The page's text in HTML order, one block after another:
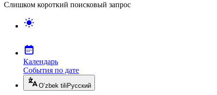
Слишком короткий поисковый запрос
Календарь
События по дате
O’zbek tili Русский